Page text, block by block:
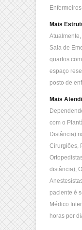
Mais
Sala de
quartos
espaço
posto de
Mais
com o
Distância)
Cirurgiões,
distância),
paciente é
Médico
horas por